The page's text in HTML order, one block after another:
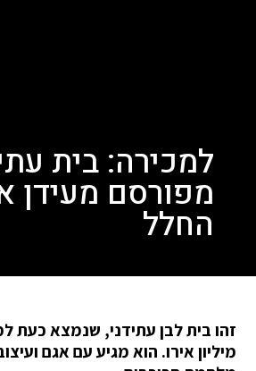
למכירה: בית
מפורסם מעידן
החלל
מיליון אירו. הוא מגיע עם אגם